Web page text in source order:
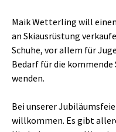
Maik Wetterling will
an Skiausrüstung
Schuhe, vor allem für
Bedarf für die
wenden.
Bei unserer
willkommen. Es gibt